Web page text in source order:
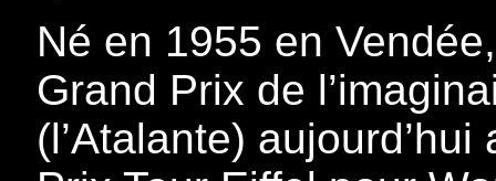
Né en 1955 en
Grand Prix de
(l’Atalante)